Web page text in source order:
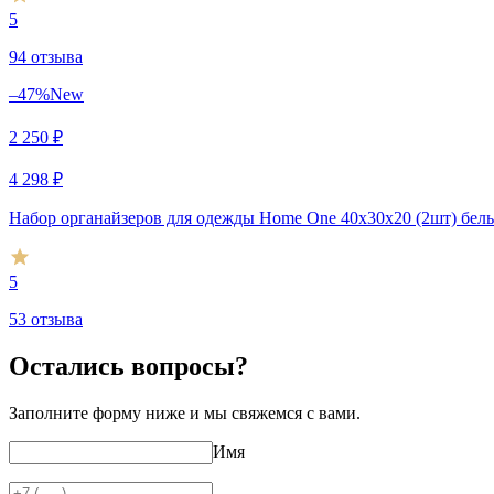
5
94 отзыва
–47%New
2 250 ₽
4 298 ₽
Набор органайзеров для одежды Home One 40х30х20 (2шт)
5
53 отзыва
Остались вопросы?
Заполните форму ниже и мы свяжемся с вами.
Имя